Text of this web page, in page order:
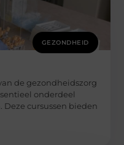
GEZONDHEID
de gezondheidszorg
onderdeel
Deze cursussen bieden